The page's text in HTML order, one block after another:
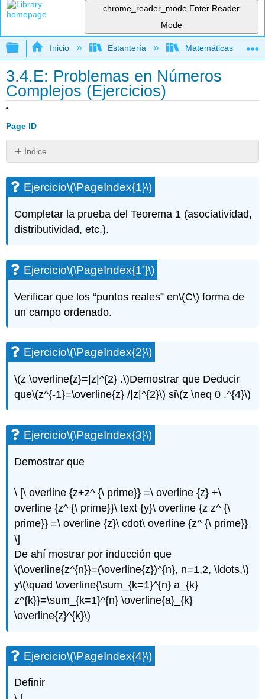
chrome_reader_mode Enter Reader
Mode
Expandir/contraer jerarquía global
Inicio Estantería Matemáticas
3.4.E: Problemas en Números
Complejos (Ejercicios)
Page ID
Índice
(\PageIndex{1}\)
Ejercicio\
Ejercicio\
(\PageIndex{2}\)
Ejercicio\
(\PageIndex{4}\)
Ejercicio\
(\PageIndex{5}\)
Ejercicio\
(\PageIndex{7}\)
Ejercicio\
(\PageIndex{8}\)
Ejercicio\
Ejercicio\
(\PageIndex{10}\)
Ejercicio\(\PageIndex{1}\)
Completar la prueba del Teorema 1 (asociatividad,
distributividad, etc.).
Ejercicio\(\PageIndex{1'}\)
Verificar que los “puntos reales” en\(C\) forma de
un campo ordenado.
Ejercicio\(\PageIndex{2}\)
\(z \overline{z}=|z|^{2} .\)Demostrar que Deducir
que\(z^{-1}=\overline{z} /|z|^{2}\) si\(z \neq 0 .^{4}\)
Ejercicio\(\PageIndex{3}\)
Demostrar que
\ [\ overline {z+z^ {\ prime}} =\ overline {z} +\
overline {z^ {\ prime}}\ text {y}\ overline {z z^ {\
prime}} =\ overline {z}\ cdot\ overline {z^ {\ prime}}
\]
De ahí mostrar por inducción que
\(\overline{z^{n}}=(\overline{z})^{n}, n=1,2, \ldots,\)
y\(\quad \overline{\sum_{k=1}^{n} a_{k}
z^{k}}=\sum_{k=1}^{n} \overline{a}_{k}
\overline{z}^{k}\)
Ejercicio\(\PageIndex{4}\)
Definir